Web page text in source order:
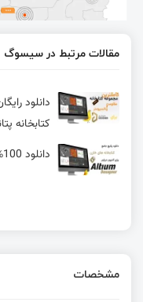
مقالات مرتبط در سیسوگ
دانلود
کتابخانه
دانلود 100% رایگان کتابخانه خازن برای آلتیوم دیزاینر
مشخصات